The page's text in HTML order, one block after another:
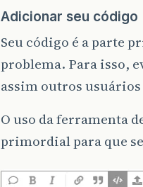
Adicionar seu código
Seu código é a parte
problema. Para isso,
assim outros
O uso da ferramenta
primordial para que